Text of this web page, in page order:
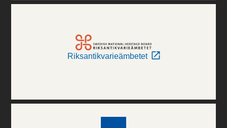
Riksantikvarieämbetet